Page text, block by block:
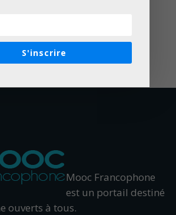
Mooc Francophone
est un portail destiné
ouverts à tous.
S'inscrire